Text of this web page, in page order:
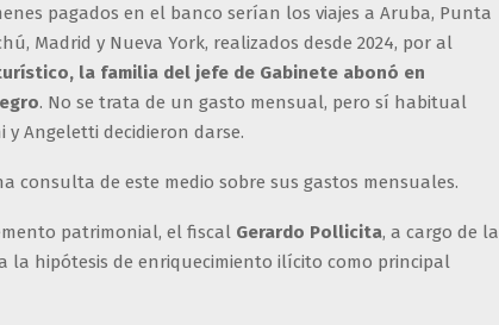
pagados en el banco serían los viajes a Aruba, Punta
Madrid y Nueva York, realizados desde 2024, por al
la familia del jefe de Gabinete abonó en
. No se trata de un gasto mensual, pero sí habitual
y Angeletti decidieron darse.
consulta de este medio sobre sus gastos mensuales.
patrimonial, el fiscal Gerardo Pollicita, a cargo de la
la hipótesis de enriquecimiento ilícito como principal